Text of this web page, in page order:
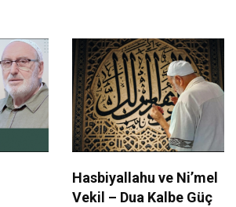
Hasbiyallahu ve Ni’mel
Vekil – Dua Kalbe Güç